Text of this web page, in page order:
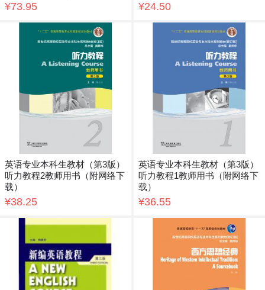
¥73.95 ¥24.50
英语专业本科生教材（第3版）
听力教程2教师用书（附网络下
载）
¥38.25
英语专业本科生教材（第3版）
听力教程1教师用书（附网络下
载）
¥36.55